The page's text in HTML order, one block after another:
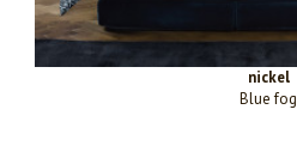
nickel
Blue fog